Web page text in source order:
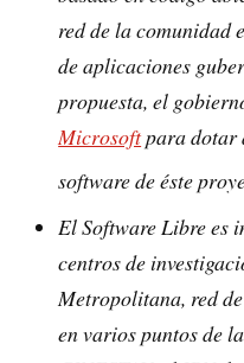
red de la comunidad
de aplicaciones
propuesta, el
Microsoftpara dotar
software de éste
El Software Libre es
centros de
Metropolitana, red
en varios puntos de